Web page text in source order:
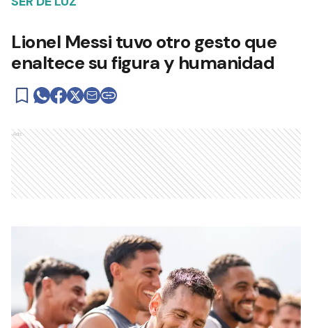
Lionel Messi tuvo otro gesto que
enaltece su figura y humanidad
Ads